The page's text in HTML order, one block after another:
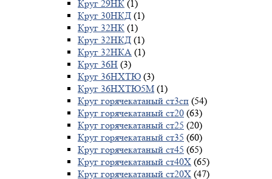
Круг 29НК (1)
Круг 30НКД (1)
Круг 32НК (1)
Круг 32НКД (1)
Круг 32НКА (1)
Круг 36Н (3)
Круг 36НХТЮ (3)
Круг 36НХТЮ5М (1)
Круг горячекатаный ст3сп (54)
Круг горячекатаный ст20 (63)
Круг горячекатаный ст25 (20)
Круг горячекатаный ст35 (60)
Круг горячекатаный ст45 (65)
Круг горячекатаный ст40Х (65)
Круг горячекатаный ст20Х (47)